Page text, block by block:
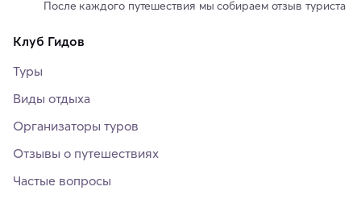
После каждого путешествия мы собираем отзыв туриста
Клуб Гидов
Туры
Виды отдыха
Организаторы туров
Отзывы о путешествиях
Частые вопросы